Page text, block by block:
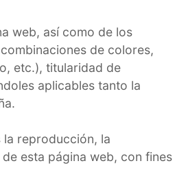
web, así como de los
de colores,
etc.), titularidad de
aplicables tanto la
reproducción, la
esta página web, con fines